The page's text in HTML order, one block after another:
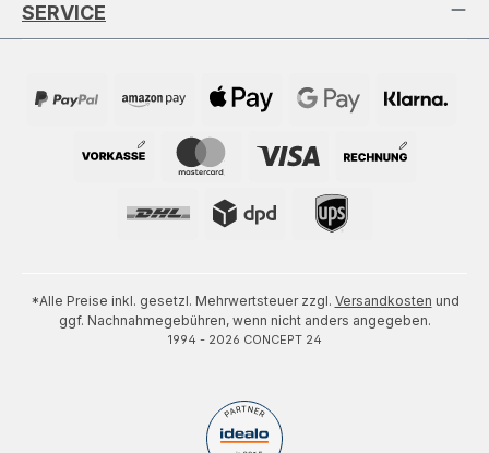
SERVICE
*Alle Preise inkl. gesetzl. Mehrwertsteuer zzgl. Versandkosten und
ggf. Nachnahmegebühren, wenn nicht anders angegeben.
1994 - 2026 CONCEPT 24